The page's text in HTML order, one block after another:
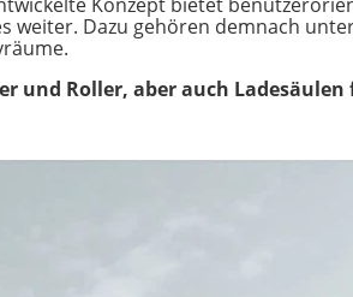
Dazu gehören demnach
und Roller, aber auch